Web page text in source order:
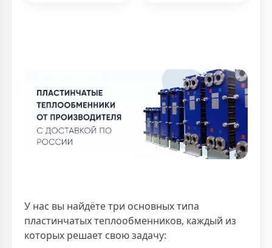
У нас вы найдёте три основных типа
пластинчатых теплообменников, каждый из
которых решает свою задачу: